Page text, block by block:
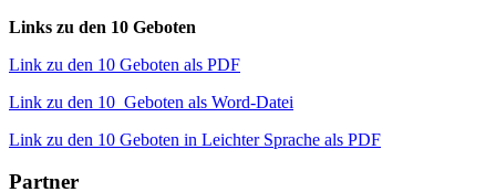
Links zu den 10 Geboten
Link zu den 10 Geboten als PDF
Link zu den 10_Geboten als Word-Datei
Link zu den 10 Geboten in Leichter Sprache als PDF
Partner